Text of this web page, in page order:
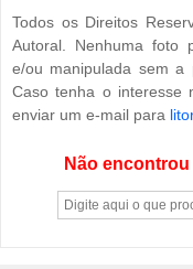
Todos os Direitos
Autoral. Nenhuma foto
e/ou manipulada sem a
Caso tenha o interesse
enviar um e-mail para
Não